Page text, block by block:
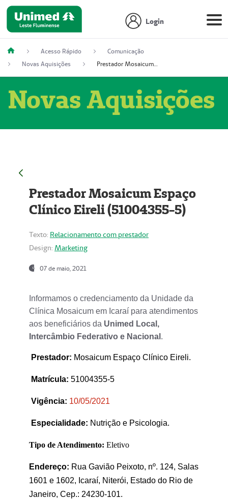
Login
Acesso Rápido
Comunicação
Novas Aquisições
Prestador Mosaicum Espaço Clínico Eireli (51004355-5)
Novas Aquisições
Prestador Mosaicum Espaço
Clínico Eireli (51004355-5)
Texto: Relacionamento com prestador
Design: Marketing
07 de maio, 2021
Informamos o credenciamento da Unidade da
Clínica Mosaicum em Icaraí para atendimentos
aos beneficiários da Unimed Local,
Intercâmbio Federativo e Nacional .
Prestador: Mosaicum Espaço Clínico Eireli.
Matrícula: 51004355-5
Vigência: 10/05/2021
Especialidade: Nutrição e Psicologia.
Tipo de Atendimento: Eletivo
Endereço: Rua Gavião Peixoto, nº. 124, Salas
1601 e 1602, Icaraí, Niterói, Estado do Rio de
Janeiro, Cep.: 24230-101.